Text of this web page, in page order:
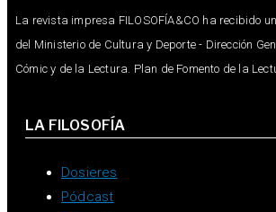
La revista impresa FILOSOFÍA&CO ha recibido
del Ministerio de Cultura y Deporte - Dirección
Cómic y de la Lectura. Plan de Fomento de la
LA FILOSOFÍA
Dosieres
Pódcast